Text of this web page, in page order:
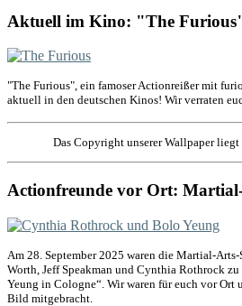
Aktuell im Kino: "The
"The Furious", ein famoser Actionreißer mit
aktuell in den deutschen Kinos! Wir verraten
Das Copyright unserer Wallpaper
Actionfreunde vor Ort:
Am 28. September 2025 waren die Martial-
Worth, Jeff Speakman und Cynthia Rothrock
Yeung in Cologne“. Wir waren für euch vor Ort
Bild mitgebracht.